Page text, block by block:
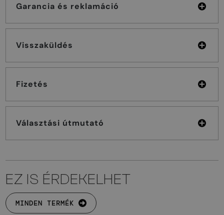
Garancia és reklamáció
Visszaküldés
Fizetés
Választási útmutató
EZ IS ÉRDEKELHET
MINDEN TERMÉK